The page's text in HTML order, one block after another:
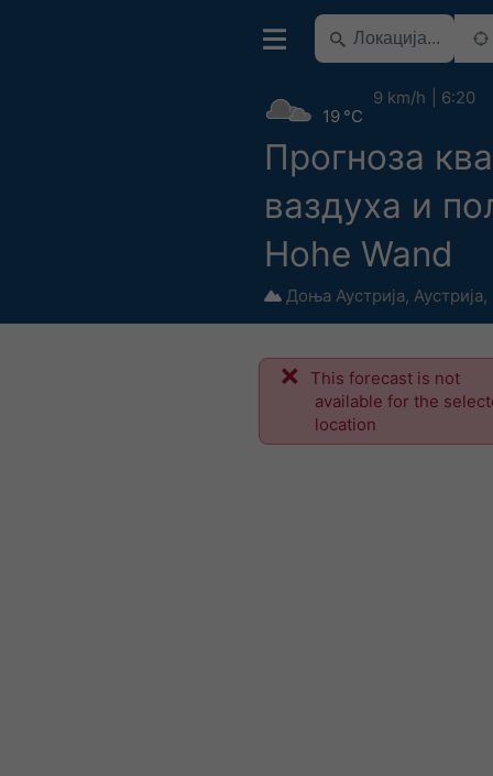
Прогноза
ваздуха и
Hohe Wand
Доња Аустрија, Аустрија,
19 °C
9 km/h 6:20
This forecast is not
available for the
location